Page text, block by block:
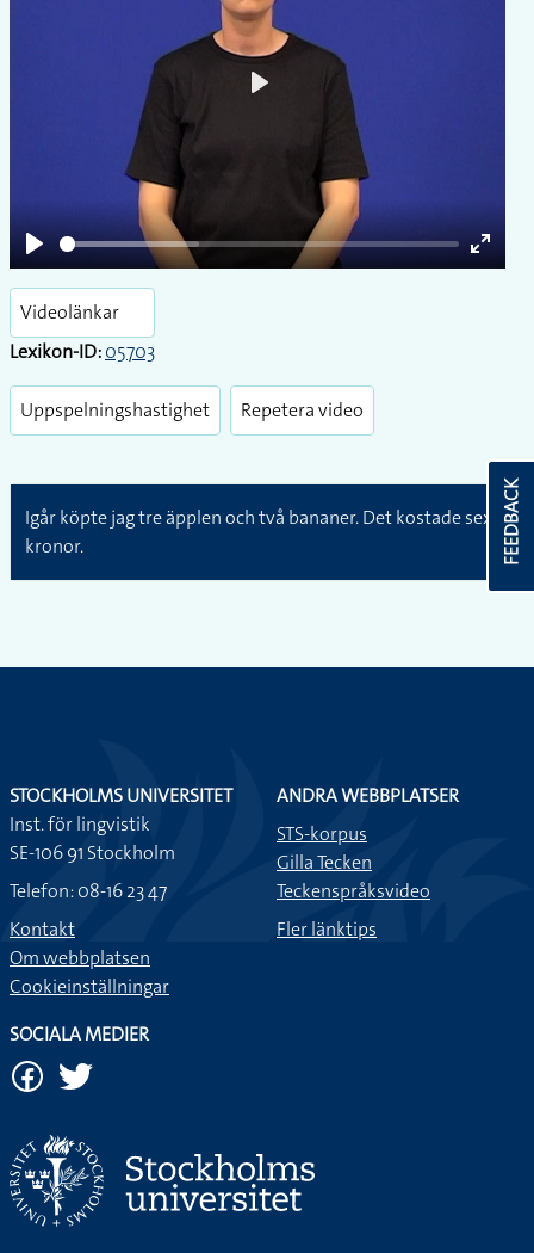
Play
Enter
Videolänkar
Lexikon-ID:05703
Uppspelningshastighet Repetera video
Igår köpte jag tre äpplen och två bananer. Det kostade sex
kronor.
FEEDBACK
STOCKHOLMS UNIVERSITET
Inst. för lingvistik
SE-106 91 Stockholm
Telefon: 08-16 23 47
Kontakt
Om webbplatsen
Cookieinställningar
ANDRA WEBBPLATSER
STS-korpus
Gilla Tecken
Teckenspråksvideo
Fler länktips
SOCIALA MEDIER